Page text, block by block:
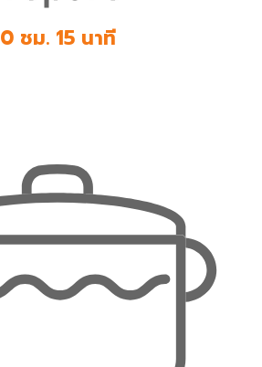
0 ชม. 15 นาที